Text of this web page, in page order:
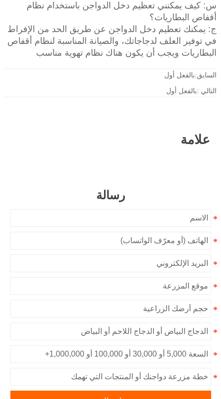
س: كيف يمكنني تعظيم دخل الدواجن باستخدام نظام
أقفاص البطاريات؟
ج: يمكنك تعظيم دخل الدواجن عن طريق الحد من الإفراط
في توفير العلف لدجاجاتك، والصيانة المناسبة لنظام أقفاص
البطاريات ويجب أن يكون هناك نظام تهوية مناسب
السابق:بالفعل أول
التالي :بالفعل أول
علامة
رسالة